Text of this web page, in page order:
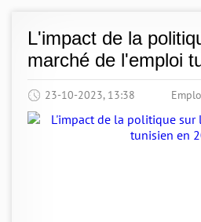
L'impact de la
marché de l'emploi
23-10-2023, 13:38